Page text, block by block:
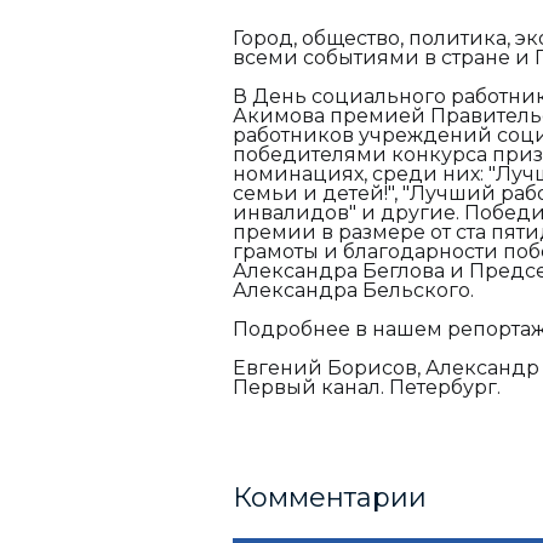
Город, общество, политика,
всеми событиями в стране и
В День социального
Акимова премией
работников учреждений
победителями конкурса
номинациях, среди них:
семьи и детей!", "Лучший
инвалидов" и другие.
премии в размере от ста
грамоты и благодарности
Александра Беглова и
Александра Бельского.
Подробнее в нашем
Евгений Борисов,
Первый канал. Петербург.
Комментарии